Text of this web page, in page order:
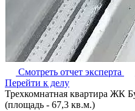
Смотреть отчет эксперта
Перейти к делу
Трехкомнатная квартира ЖК
(площадь - 67,3 кв.м.)